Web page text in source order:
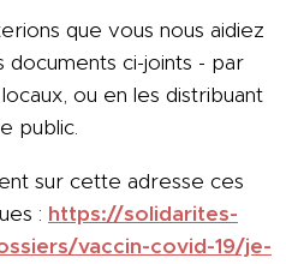
que vous nous aidiez
documents ci-joints - par
ou en les distribuant
public.
sur cette adresse ces
: https://solidarites-
vaccin-covid-19/je-